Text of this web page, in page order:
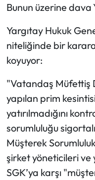
Bunun üzerine dava
Yargıtay Hukuk
niteliğinde bir
koyuyor:
"Vatandaş Müfettiş
yapılan prim
yatırılmadığını
sorumluluğu
Müşterek
şirket yöneticileri
SGK’ya karşı